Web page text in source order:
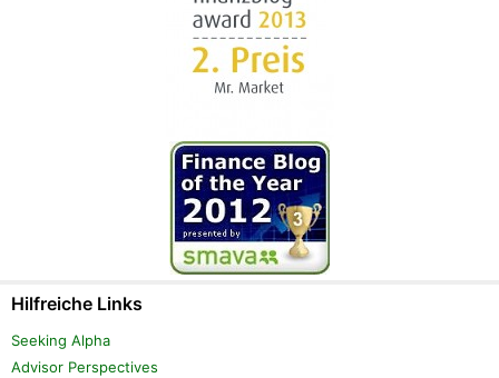
Hilfreiche Links
Seeking Alpha
Advisor Perspectives